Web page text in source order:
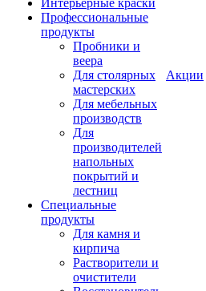
Профессиональные
продукты
Пробники и
веера
Для столярных
мастерских
Для мебельных
производств
Для
производителей
напольных
покрытий и
лестниц
Специальные
продукты
Для камня и
кирпича
Растворители и
очистители
Акции